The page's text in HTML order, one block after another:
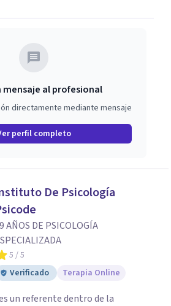
mensaje al profesional
directamente mediante mensaje
perfil completo
De Psicología
AÑOS DE PSICOLOGÍA
5 / 5
Verificado
Terapia Online
un referente dentro de la